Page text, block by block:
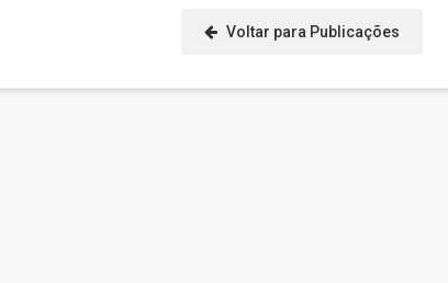
Voltar para Publicações